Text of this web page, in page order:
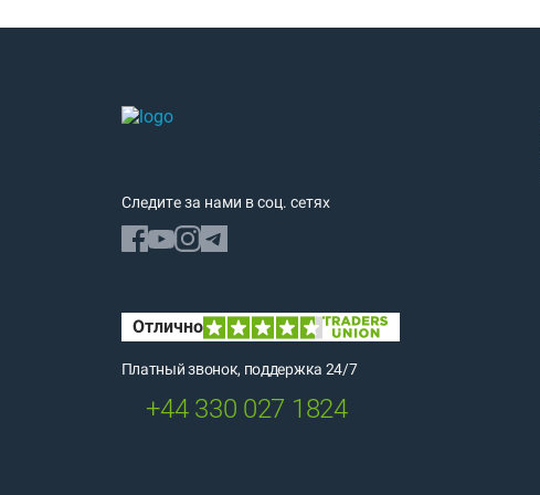
Следите за нами в соц. сетях
Платный звонок, поддержка 24/7
+44 330 027 1824